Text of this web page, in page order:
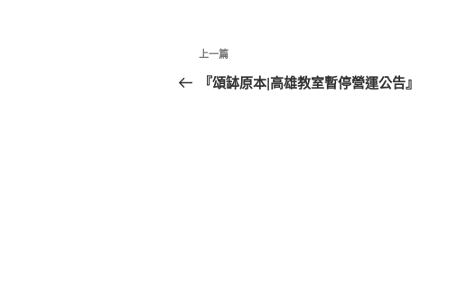
文
章
上
一
上一篇
『頌缽原本|高雄教室暫停營運公告』